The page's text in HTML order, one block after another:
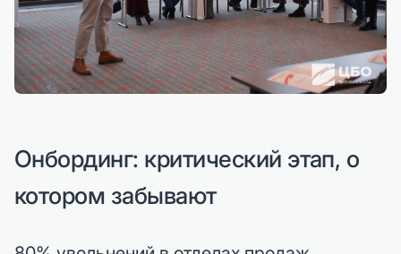
Онбординг: критический этап, о
котором забывают